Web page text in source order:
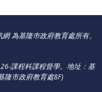
為基隆巿政府教育處所有。
課程科課程督學。 地址：基
隆市政府教育處8F)